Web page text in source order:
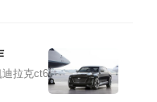
迪拉克ct6